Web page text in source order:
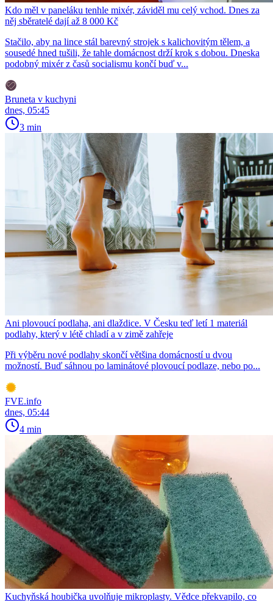
Kdo měl v paneláku tenhle mixér, záviděl mu celý vchod. Dnes za
něj sběratelé dají až 8 000 Kč
Stačilo, aby na lince stál barevný strojek s kalichovitým tělem, a
sousedé hned tušili, že tahle domácnost drží krok s dobou. Dneska
podobný mixér z časů socialismu končí buď v...
Bruneta v kuchyni
dnes, 05:45
3 min
Ani plovoucí podlaha, ani dlaždice. V Česku teď letí 1 materiál
podlahy, který v létě chladí a v zimě zahřeje
Při výběru nové podlahy skončí většina domácností u dvou
možností. Buď sáhnou po laminátové plovoucí podlaze, nebo po...
FVE.info
dnes, 05:44
4 min
Kuchyňská houbička uvolňuje mikroplasty. Vědce překvapilo, co